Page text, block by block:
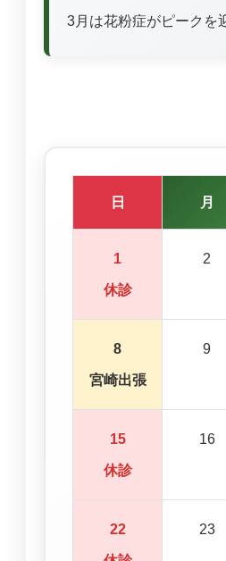
3月は花粉症がピークを
日 月
1
休診
2
8
宮崎出張
9
15
休診
16
22 23